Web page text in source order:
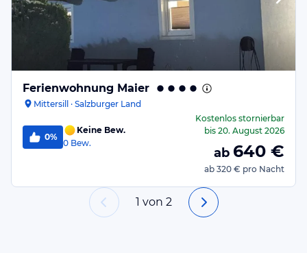
Ferienwohnung Maier
Mittersill · Salzburger Land
0%
Keine Bew.
0 Bew.
Kostenlos stornierbar
bis 20. August 2026
ab 640 €
ab 320 € pro Nacht
1 von 2